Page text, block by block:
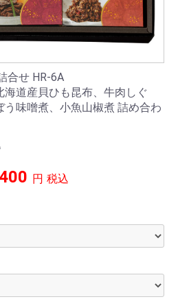
合せ HR-6A
海道産貝ひも昆布、牛肉しぐ
味噌煮、小魚山椒煮 詰め合わ
円 税込